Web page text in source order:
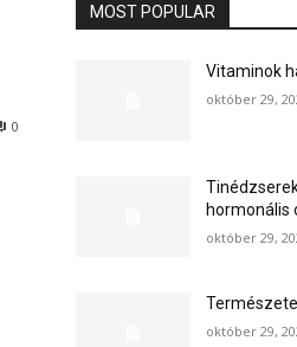
0
MOST POPULAR
Vitaminok
október 29,
hormonális
október 29,
október 29,